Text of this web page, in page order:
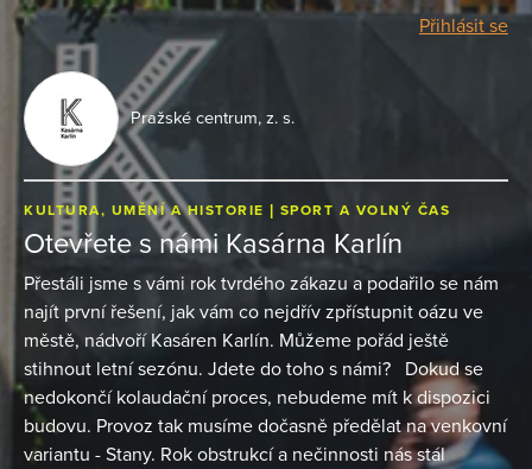
Přihlásit se
Pražské centrum, z. s.
KULTURA, UMĚNÍ A HISTORIE SPORT A VOLNÝ ČAS
Otevřete s námi Kasárna Karlín
Přestáli jsme s vámi rok tvrdého zákazu a podařilo se nám
najít první řešení, jak vám co nejdřív zpřístupnit oázu ve
městě, nádvoří Kasáren Karlín. Můžeme pořád ještě
stihnout letní sezónu. Jdete do toho s námi? Dokud se
nedokončí kolaudační proces, nebudeme mít k dispozici
budovu. Provoz tak musíme dočasně předělat na venkovní
variantu - Stany. Rok obstrukcí a nečinnosti nás stál